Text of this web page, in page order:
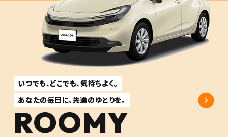
いつでも、どこでも、気持ちよく。
あなたの毎日に、先進のゆとりを。
ROOMY